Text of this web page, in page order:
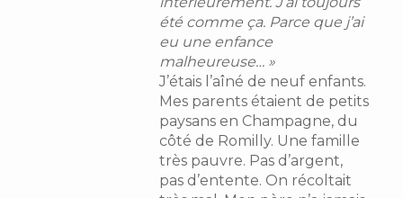
été comme ça. Parce que j’ai
eu une enfance
malheureuse… »
J’étais l’aîné de neuf enfants.
Mes parents étaient de petits
paysans en Champagne, du
côté de Romilly. Une famille
très pauvre. Pas d’argent,
pas d’entente. On récoltait